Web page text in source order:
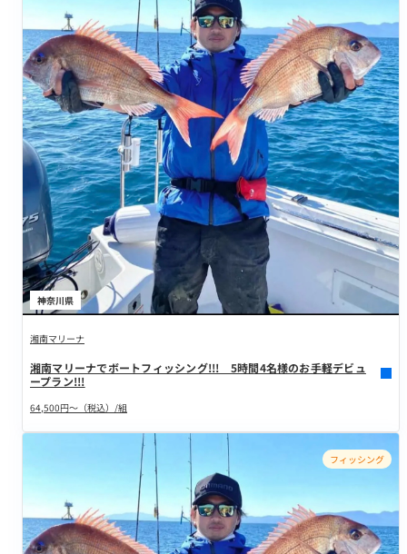
神奈川県
湘南マリーナ
湘南マリーナでボートフィッシング!!! 5時間4名様のお手軽デビュ
ープラン!!!
64,500円～（税込）/組
フィッシング